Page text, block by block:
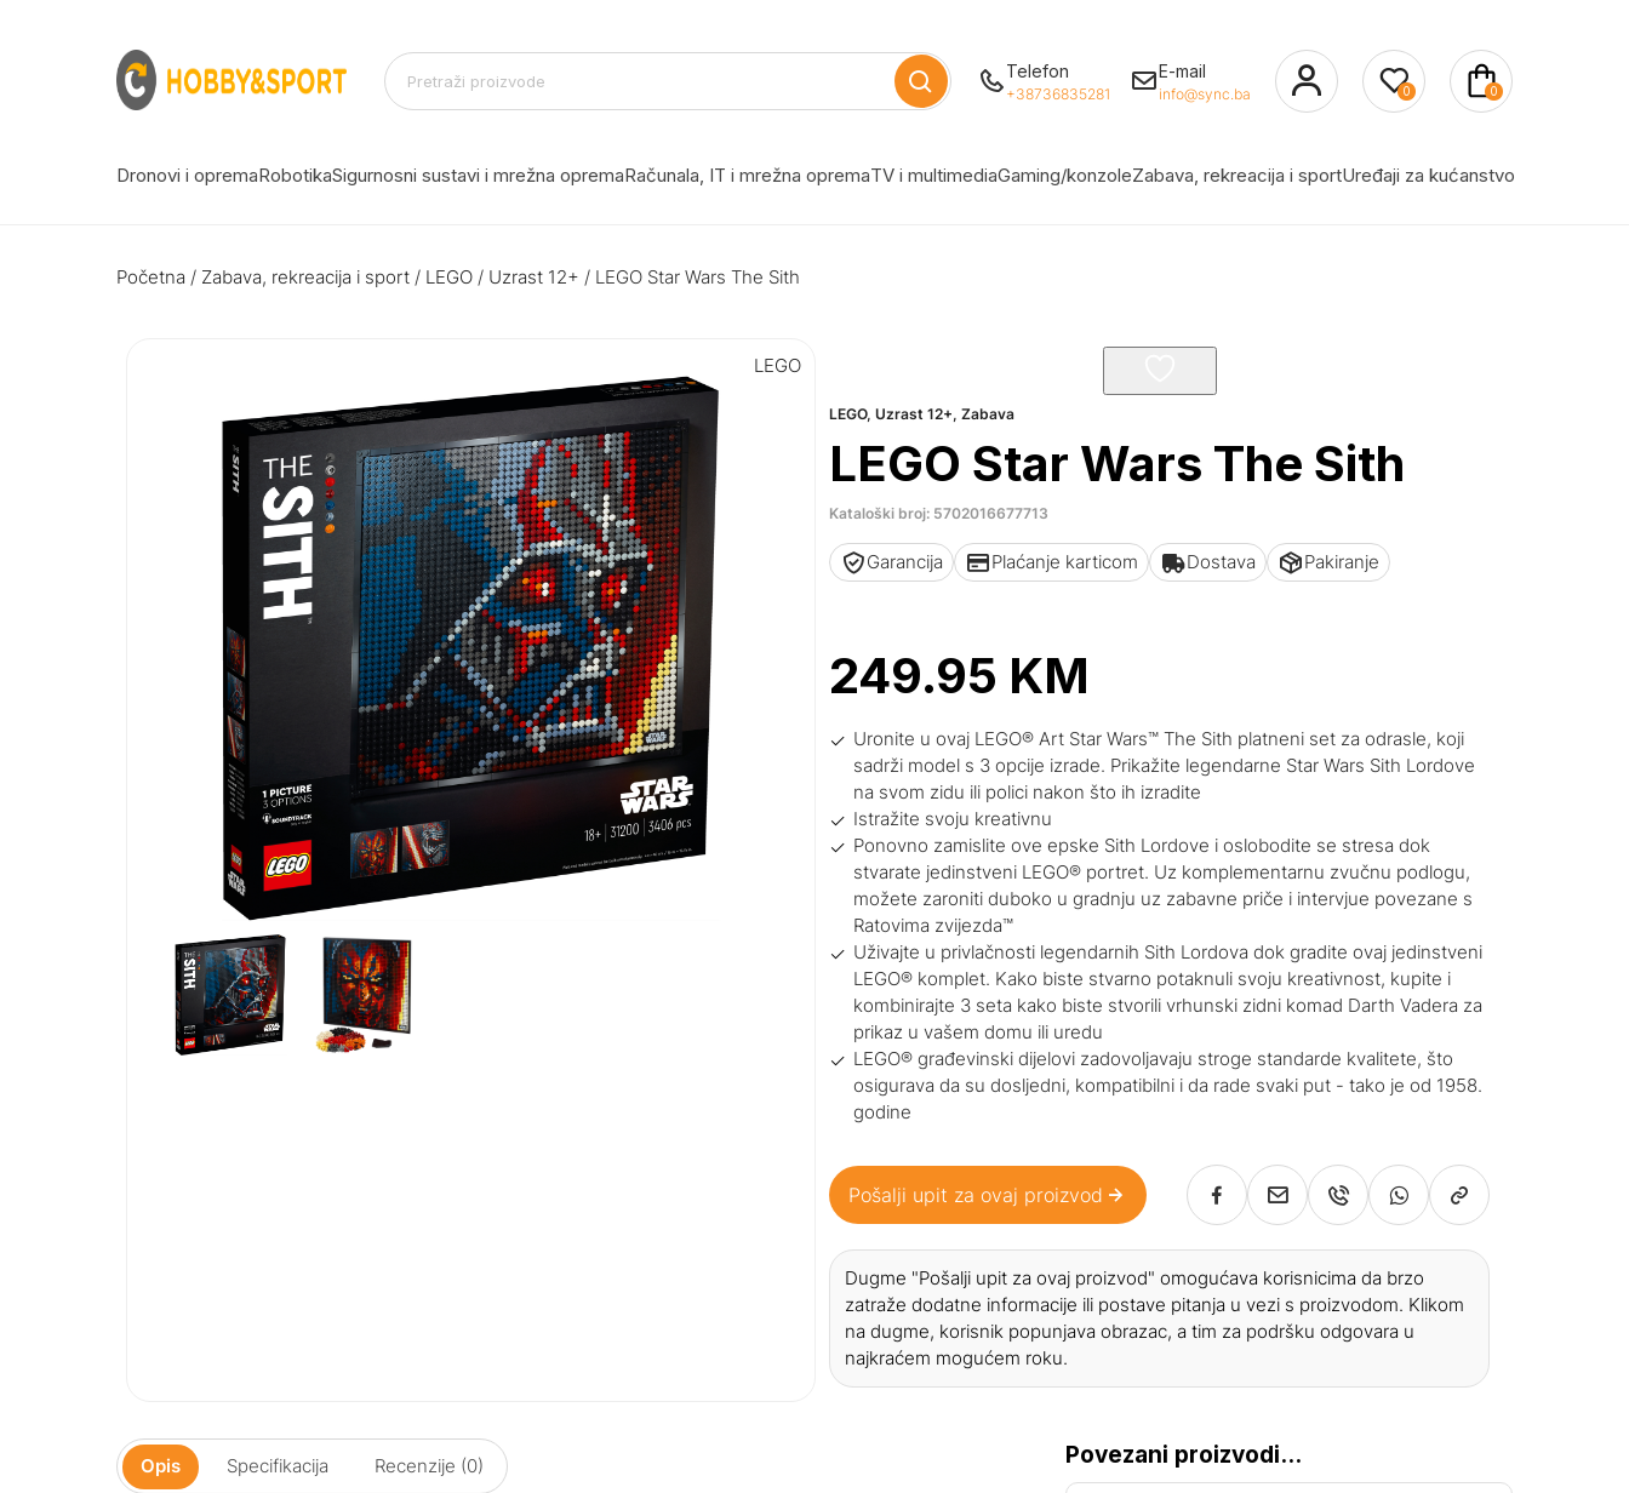
Telefon
+38736835281
E-mail
info@sync.ba 0 0
Dronovi i opremaRobotikaSigurnosni sustavi i mrežna opremaRačunala, IT i mrežna opremaTV i multimediaGaming/konzoleZabava, rekreacija i sportUređaji za kućanstvo
Početna / Zabava, rekreacija i sport / LEGO / Uzrast 12+ / LEGO Star Wars The Sith
LEGO
LEGO,Uzrast 12+,Zabava
LEGO Star Wars The Sith
Kataloški broj: 5702016677713
Garancija Plaćanje karticom Dostava Pakiranje
249.95 KM
Uronite u ovaj LEGO® Art Star Wars™ The Sith platneni set za odrasle, koji
sadrži model s 3 opcije izrade. Prikažite legendarne Star Wars Sith Lordove
na svom zidu ili polici nakon što ih izradite
Istražite svoju kreativnu
Ponovno zamislite ove epske Sith Lordove i oslobodite se stresa dok
stvarate jedinstveni LEGO® portret. Uz komplementarnu zvučnu podlogu,
možete zaroniti duboko u gradnju uz zabavne priče i intervjue povezane s
Ratovima zvijezda™
Uživajte u privlačnosti legendarnih Sith Lordova dok gradite ovaj jedinstveni
LEGO® komplet. Kako biste stvarno potaknuli svoju kreativnost, kupite i
kombinirajte 3 seta kako biste stvorili vrhunski zidni komad Darth Vadera za
prikaz u vašem domu ili uredu
LEGO® građevinski dijelovi zadovoljavaju stroge standarde kvalitete, što
osigurava da su dosljedni, kompatibilni i da rade svaki put - tako je od 1958.
godine
Pošalji upit za ovaj proizvod
Dugme "Pošalji upit za ovaj proizvod" omogućava korisnicima da brzo
zatraže dodatne informacije ili postave pitanja u vezi s proizvodom. Klikom
na dugme, korisnik popunjava obrazac, a tim za podršku odgovara u
najkraćem mogućem roku.
Opis Specifikacija Recenzije (0) Povezani proizvodi...